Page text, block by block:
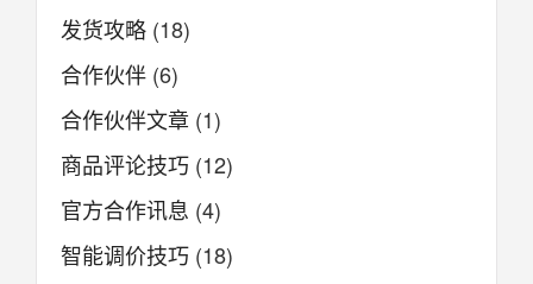
发货攻略 (18)
合作伙伴 (6)
合作伙伴文章 (1)
商品评论技巧 (12)
官方合作讯息 (4)
智能调价技巧 (18)